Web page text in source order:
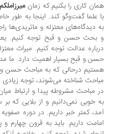
کاری را بکنیم که زمانمیرزاملکم خان
علما گفت‌وگو کند. اینجا به ‌طور خاص در
دیدگاه‌های معتزله و ماتریدی‌ها راجع
حسن و قبح توجه کنیم. یعنی ما
عدالت توجه کنیم. میراث معتزله و
و قبح بسیار اهمیت دارد. ما مدعی
درحالی که به مباحث حسن و قبح
شناخته می‌شوند، توجه زیادی
مباحث مشروطه پیدا و ارتباط میان آنها
خوبی نمی‌دانیم و از بلایی که بر
کمتر خبر داریم. در دوره صفویه
داریم. باید به قرون چهارم و پنجم